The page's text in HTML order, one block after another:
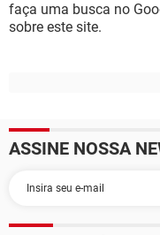
faça uma busca no
sobre este site.
ASSINE NOSSA